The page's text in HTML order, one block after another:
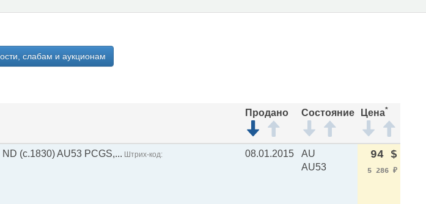
слабам и аукционам
Продано Состояние Цена*
(c.1830) AU53 PCGS,... Штрих-код:
08.01.2015
AU
AU53
94 $
5 286 ₽